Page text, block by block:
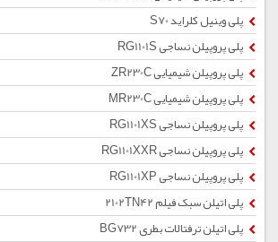
پلی وینیل کلراید S70
پلی پروپیلن نساجی RG1101S
پلی پروپیلن شیمیایی ZR230C
پلی پروپیلن شیمیایی MR230C
پلی پروپیلن نساجی RG1101XS
پلی پروپیلن نساجی RG1101XXR
پلی پروپیلن نساجی RG1101XP
پلی اتیلن سبک فیلم 2102TN42
پلی اتیلن ترفتالات بطری BG732